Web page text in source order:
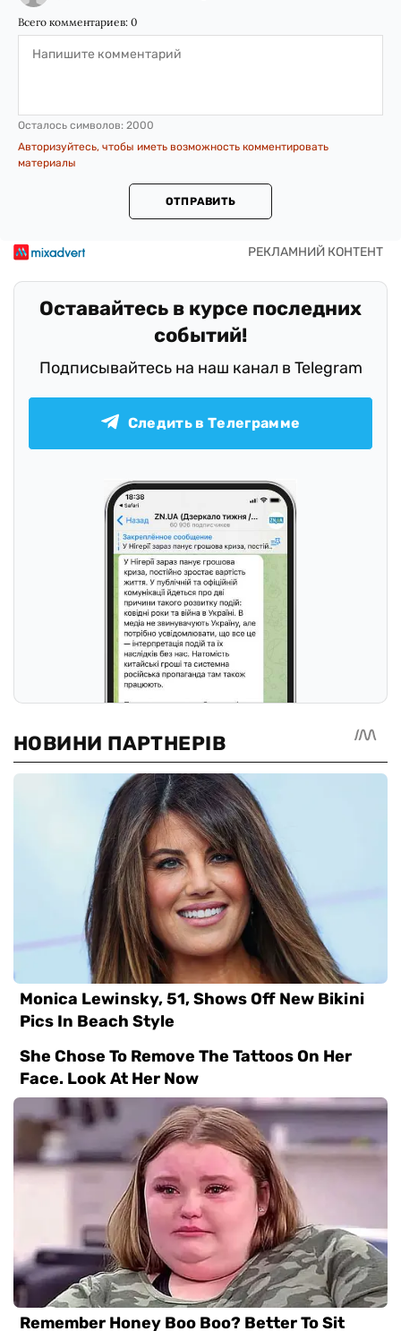
Всего комментариев: 0
Осталось символов: 2000
Авторизуйтесь, чтобы иметь возможность комментировать
материалы
ОТПРАВИТЬ
Оставайтесь в курсе последних
событий!
Подписывайтесь на наш канал в Telegram
Следить в Телеграмме